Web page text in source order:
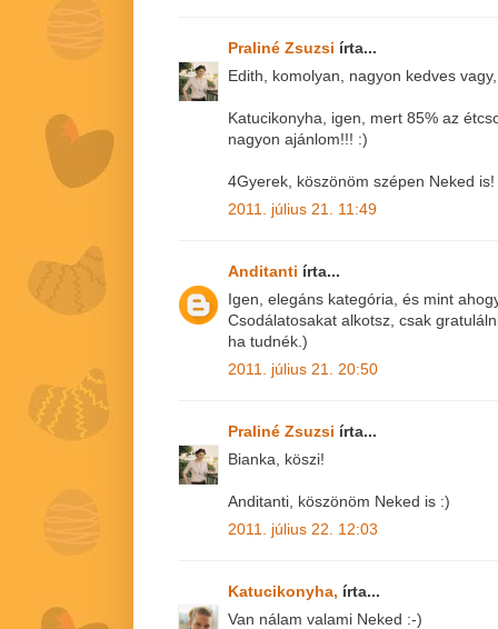
Praliné Zsuzsi írta...
Edith, komolyan, nagyon kedves
Katucikonyha, igen, mert 85% az
nagyon ajánlom!!! :)
4Gyerek, köszönöm szépen Neked is!
2011. július 21. 11:49
Anditanti írta...
Igen, elegáns kategória, és mint
Csodálatosakat alkotsz, csak
ha tudnék.)
2011. július 21. 20:50
Praliné Zsuzsi írta...
Bianka, köszi!
Anditanti, köszönöm Neked is :)
2011. július 22. 12:03
Katucikonyha, írta...
Van nálam valami Neked :-)